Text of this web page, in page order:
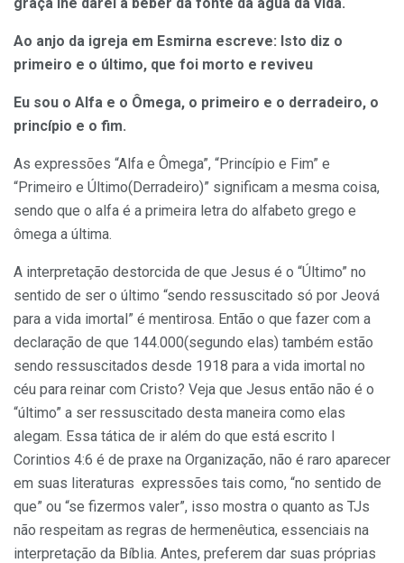
Ao anjo da igreja em Esmirna escreve: Isto diz o
primeiro e o último, que foi morto e reviveu
Eu sou o Alfa e o Ômega, o primeiro e o derradeiro, o
princípio e o fim.
As expressões “Alfa e Ômega”, “Princípio e Fim” e
“Primeiro e Último(Derradeiro)” significam a mesma coisa,
sendo que o alfa é a primeira letra do alfabeto grego e
ômega a última.
A interpretação destorcida de que Jesus é o “Último” no
sentido de ser o último “sendo ressuscitado só por Jeová
para a vida imortal” é mentirosa. Então o que fazer com a
declaração de que 144.000(segundo elas) também estão
sendo ressuscitados desde 1918 para a vida imortal no
céu para reinar com Cristo? Veja que Jesus então não é o
“último” a ser ressuscitado desta maneira como elas
alegam. Essa tática de ir além do que está escrito I
Corintios 4:6 é de praxe na Organização, não é raro aparecer
em suas literaturas expressões tais como, “no sentido de
que” ou “se fizermos valer”, isso mostra o quanto as TJs
não respeitam as regras de hermenêutica, essenciais na
interpretação da Bíblia. Antes, preferem dar suas próprias